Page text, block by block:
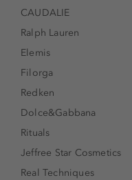
CAUDALIE
Ralph Lauren
Elemis
Filorga
Redken
Dolce&Gabbana
Rituals
Jeffree Star Cosmetics
Real Techniques